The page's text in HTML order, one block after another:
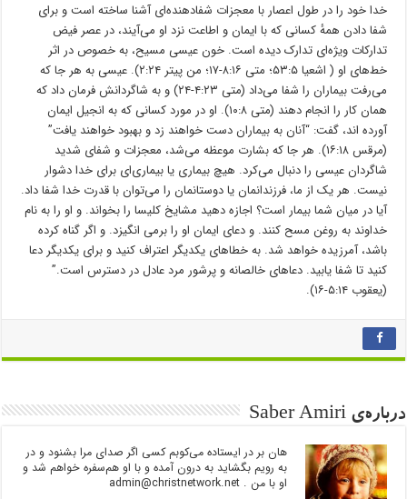
خدا خود را در طول اعصار با معجزات شفادهنده‌ای ﺁشنا ساخته است و برای
شفا دادن همهٔ کسانی که با ایمان و اطاعت نزد او می‌ﺁیند، در عصر فیض
تدارکات ویژه‌ای تدارک دیده است. خون عیسی مسیح، به خصوص در اثر
خط‌های او ( اشعیا ۵۳:۵؛ متی ۸:۱۶-۱۷؛ من پیتر ۲:۲۴). عیسی به هر جا که
می‌رفت بیماران را شفا می‌داد (متی ۴:۲۳-۲۴) و به شاگردانش فرمان داد که
همان کار را انجام دهند (متی ۱۰:۸). او در مورد کسانی که به انجیل ایمان
ﺁورده اند، گفت: “ﺁنان به بیماران دست خواهند زد و بهبود خواهند یافت”
(مرقس ۱۶:۱۸). هر جا که بشارت موعظه می‌شد، معجزات و شفای شدید
شاگردان عیسی را دنبال می‌کرد. هیچ بیماری یا بیماری‌ای برای خدا دشوار
نیست. هر یک از ما، فرزندانمان یا دوستانمان را می‌توان با قدرت خدا شفا داد.
ﺁیا در میان شما بیمار است؟ اجازه دهید مشایخ کلیسا را بخواند. و او را به نام
خداوند به روغن مسح کنند. و دعای ایمان او را برمی انگیزد. و اگر گناه کرده
باشد، ﺁمرزیده خواهد شد. به خطاهای یکدیگر اعتراف کنید و برای یکدیگر دعا
کنید تا شفا یابید. دعاهای خالصانه و پرشور مرد عادل در دسترس است.”
(یعقوب ۵:۱۴-۱۶).
درباره‌ی Saber Amiri
هان بر در ایستاده می‌کوبم کسی اگر صدای مرا بشنود و در
به رویم بگشاید به درون آمده و با او هم‌سفره خواهم شد و
او با من .admin@christnetwork.net